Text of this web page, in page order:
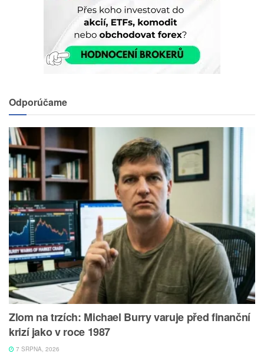
Odporúčame
Zlom na trzích: Michael Burry varuje před finanční
krizí jako v roce 1987
7 SRPNA, 2026